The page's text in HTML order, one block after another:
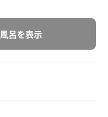
呂を表示